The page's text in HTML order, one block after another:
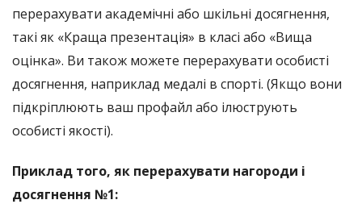
перерахувати академічні або шкільні досягнення,
такі як «Краща презентація» в класі або «Вища
оцінка». Ви також можете перерахувати особисті
досягнення, наприклад медалі в спорті. (Якщо вони
підкріплюють ваш профайл або ілюструють
особисті якості).
Приклад того, як перерахувати нагороди і
досягнення №1: